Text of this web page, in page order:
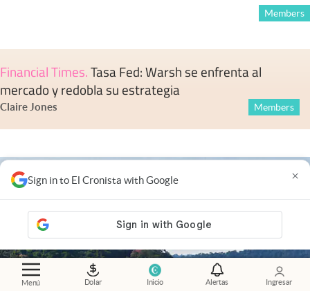
Menú Dolar Inicio Alertas Ingresar
Sign in to El Cronista with Google ×
Members
Financial Times.Tasa Fed: Warsh se enfrenta al
mercado y redobla su estrategia
Claire Jones Members